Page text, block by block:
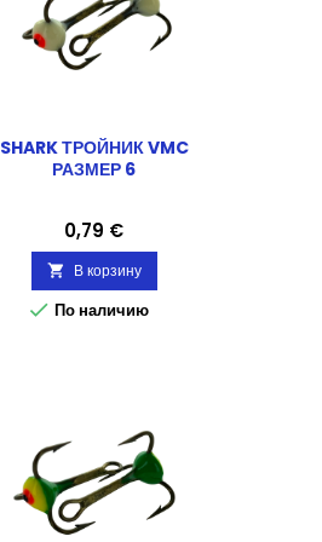
SHARK ТРОЙНИК VMC
РАЗМЕР 6
Цена
0,79 €
 В корзину
 По наличию